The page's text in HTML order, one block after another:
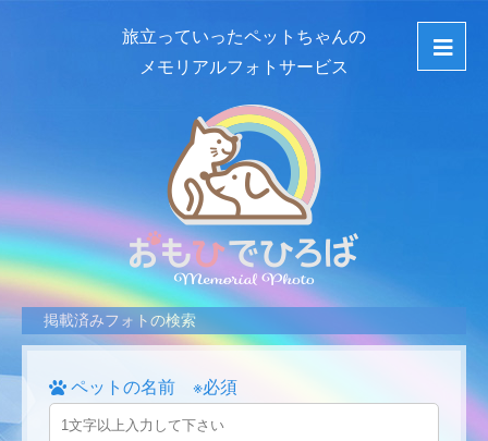
旅立っていったペットちゃんの
メモリアルフォトサービス
掲載済みフォトの検索
ペットの名前 ※必須